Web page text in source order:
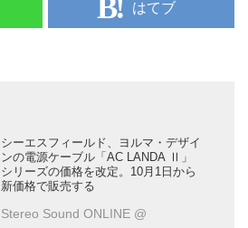
はてブ
シーエスフィールド、ヨルマ・デザイ
ンの電源ケーブル「AC LANDA Ⅱ」
シリーズの価格を改定。10月1日から
新価格で販売する
Stereo Sound ONLINE @